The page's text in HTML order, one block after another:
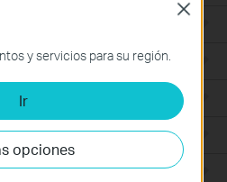
y servicios para su región.
Ir
opciones
Close
para el funcionamiento
desactivarse en tu sistema.
Marketing
permiten analizar tus
web con el fin de mejorar y
del mismo.